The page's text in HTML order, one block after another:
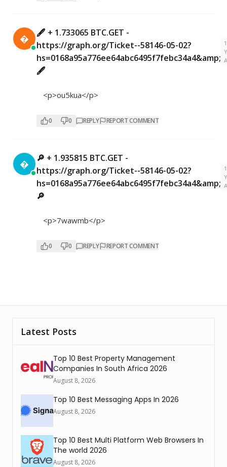

🖋 + 1.733065 BTC.GET -
https://graph.org/Ticket--58146-05-02?
hs=0168a95a776ee64abc6495f7febc34a4&amp;
🖋
1
<p>ou5kua</p>
0 0 REPLY REPORT COMMENT

🔎 + 1.935815 BTC.GET -
https://graph.org/Ticket--58146-05-02?
hs=0168a95a776ee64abc6495f7febc34a4&amp;
🔎
1
<p>7wawmb</p>
0 0 REPLY REPORT COMMENT
Latest Posts
Top 10 Best Property Management
Companies In South Africa 2026
August 8, 2026
Top 10 Best Messaging Apps In 2026
August 8, 2026
Top 10 Best Multi Platform Web Browsers In
The world 2026
August 8, 2026